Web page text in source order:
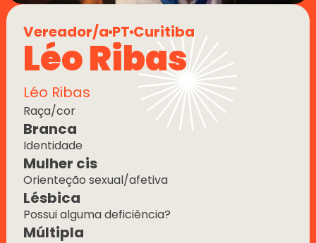
Vereador/a PT Curitiba
Léo Ribas
Léo Ribas
Branca
Raça/cor
Mulher cis
Identidade
Lésbica
Orienteção sexual/afetiva
Múltipla
Possui alguma deficiência?